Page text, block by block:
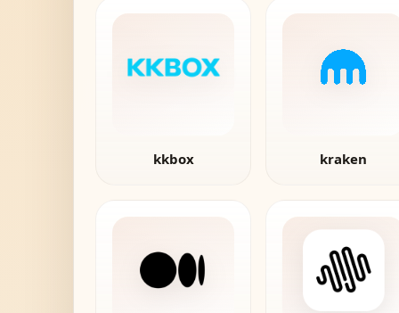
kkbox kraken